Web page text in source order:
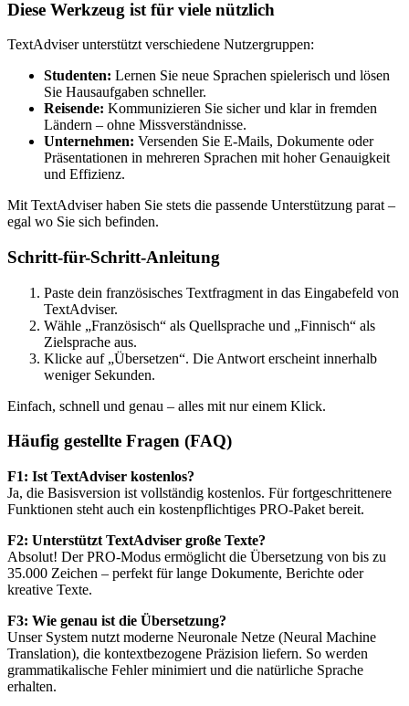
Diese Werkzeug ist für viele nützlich
TextAdviser unterstützt verschiedene Nutzergruppen:
Studenten: Lernen Sie neue Sprachen spielerisch und lösen
Sie Hausaufgaben schneller.
Reisende: Kommunizieren Sie sicher und klar in fremden
Ländern – ohne Missverständnisse.
Unternehmen: Versenden Sie E-Mails, Dokumente oder
Präsentationen in mehreren Sprachen mit hoher Genauigkeit
und Effizienz.
Mit TextAdviser haben Sie stets die passende Unterstützung parat –
egal wo Sie sich befinden.
Schritt-für-Schritt-Anleitung
Paste dein französisches Textfragment in das Eingabefeld von
TextAdviser.
Wähle „Französisch“ als Quellsprache und „Finnisch“ als
Zielsprache aus.
Klicke auf „Übersetzen“. Die Antwort erscheint innerhalb
weniger Sekunden.
Einfach, schnell und genau – alles mit nur einem Klick.
Häufig gestellte Fragen (FAQ)
F1: Ist TextAdviser kostenlos?
Ja, die Basisversion ist vollständig kostenlos. Für fortgeschrittenere
Funktionen steht auch ein kostenpflichtiges PRO-Paket bereit.
F2: Unterstützt TextAdviser große Texte?
Absolut! Der PRO-Modus ermöglicht die Übersetzung von bis zu
35.000 Zeichen – perfekt für lange Dokumente, Berichte oder
kreative Texte.
F3: Wie genau ist die Übersetzung?
Unser System nutzt moderne Neuronale Netze (Neural Machine
Translation), die kontextbezogene Präzision liefern. So werden
grammatikalische Fehler minimiert und die natürliche Sprache
erhalten.